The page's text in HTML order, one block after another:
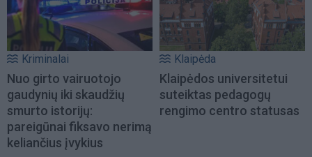
Kriminalai
Nuo girto vairuotojo
gaudynių iki skaudžių
smurto istorijų:
pareigūnai fiksavo nerimą
keliančius įvykius
Klaipėda
Klaipėdos universitetui
suteiktas pedagogų
rengimo centro statusas